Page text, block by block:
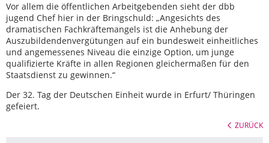
Vor allem die öffentlichen Arbeitgebenden sieht der dbb
jugend Chef hier in der Bringschuld: „Angesichts des
dramatischen Fachkräftemangels ist die Anhebung der
Auszubildendenvergütungen auf ein bundesweit einheitliches
und angemessenes Niveau die einzige Option, um junge
qualifizierte Kräfte in allen Regionen gleichermaßen für den
Staatsdienst zu gewinnen.“
Der 32. Tag der Deutschen Einheit wurde in Erfurt/ Thüringen
gefeiert.
ZURÜCK